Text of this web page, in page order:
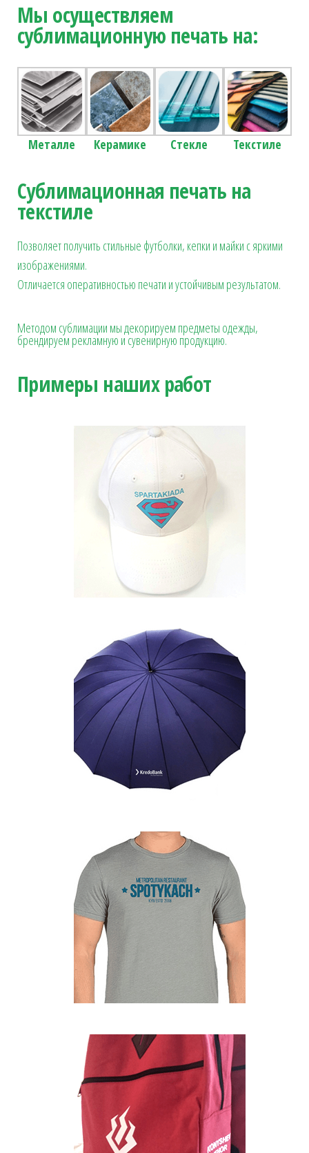
Мы осуществляем
сублимационную печать на:
Металле Керамике Стекле Текстиле
Сублимационная печать на
текстиле
Позволяет получить стильные футболки, кепки и майки с яркими
изображениями.
Отличается оперативностью печати и устойчивым результатом.
Методом сублимации мы декорируем предметы одежды,
брендируем рекламную и сувенирную продукцию.
Примеры наших работ